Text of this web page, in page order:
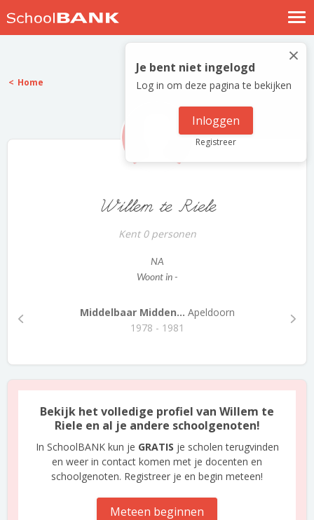
Nostalgische verhalen
Log in
Meld je gratis aan
×
Je bent niet ingelogd
Log in om deze pagina te bekijken
Inloggen
Registreer
Home
Willem te Riele
Kent 0 personen
NA
Woont in -
Middelbaar Midden... Apeldoorn
1978 - 1981
Bekijk het volledige profiel van Willem te
Riele en al je andere schoolgenoten!
In SchoolBANK kun je GRATIS je scholen terugvinden
en weer in contact komen met je docenten en
schoolgenoten. Registreer je en begin meteen!
Meteen beginnen